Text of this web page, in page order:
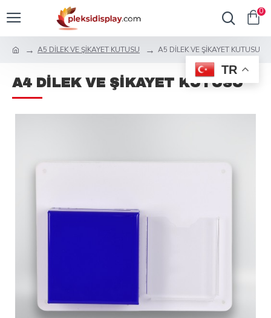
TR
0
A5 DİLEK VE ŞİKAYET KUTUSU A5 DİLEK VE ŞİKAYET KUTUSU
A4 DİLEK VE ŞİKAYET KUTUSU